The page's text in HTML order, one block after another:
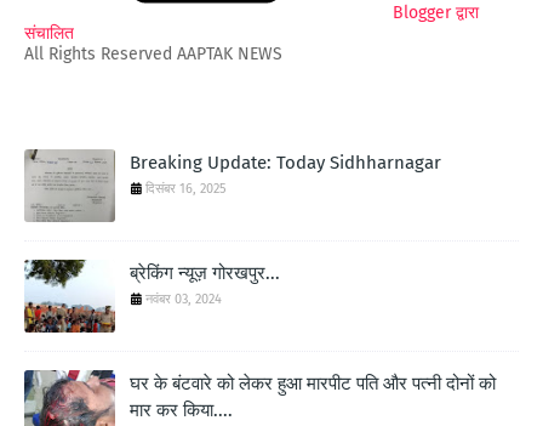
Blogger द्वारा
संचालित
All Rights Reserved AAPTAK NEWS
Breaking Update: Today Sidhharnagar
दिसंबर 16, 2025
ब्रेकिंग न्यूज़ गोरखपुर...
नवंबर 03, 2024
घर के बंटवारे को लेकर हुआ मारपीट पति और पत्नी दोनों को
मार कर किया....